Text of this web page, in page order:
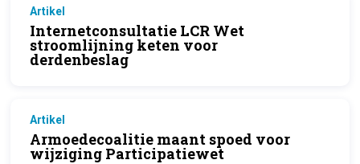
Artikel
Internetconsultatie LCR Wet
stroomlijning keten voor
derdenbeslag
Artikel
Armoedecoalitie maant spoed voor
wijziging Participatiewet